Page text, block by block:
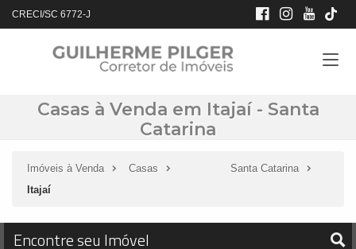
CRECI/SC 6772-J
Casas à Venda em Itajaí - Santa
Catarina
Imóveis à Venda Casas
Santa Catarina
Itajaí
Encontre seu Imóvel